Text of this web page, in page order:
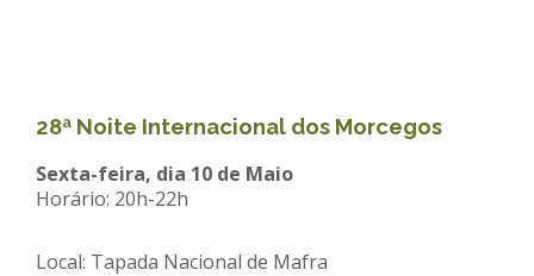
28ª Noite Internacional dos Morcegos
Sexta-feira, dia 10 de Maio
Horário: 20h-22h
Local: Tapada Nacional de Mafra